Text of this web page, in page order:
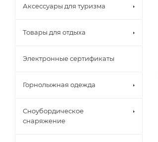
Аксессуары для туризма
Товары для отдыха
Электронные сертификаты
Горнолыжная одежда
Сноубордическое
снаряжение